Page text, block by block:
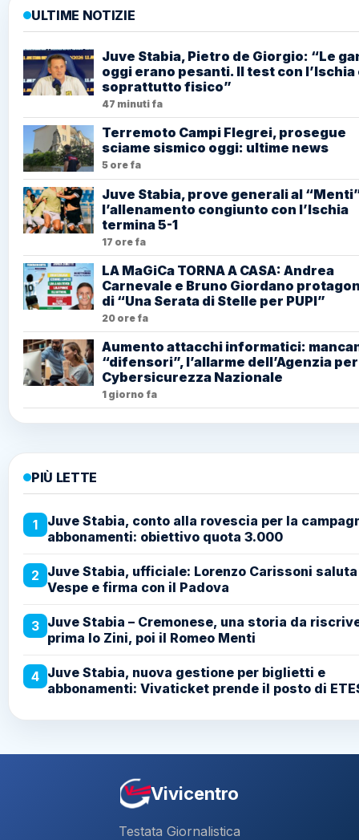
ULTIME NOTIZIE
Juve Stabia, Pietro de Giorgio: “Le
oggi erano pesanti. Il test con l’Ischia
soprattutto fisico”
47 minuti fa
Terremoto Campi Flegrei, prosegue
sciame sismico oggi: ultime news
5 ore fa
Juve Stabia, prove generali al
l’allenamento congiunto con l’Ischia
termina 5-1
17 ore fa
LA MaGiCa TORNA A CASA: Andrea
Carnevale e Bruno Giordano
di “Una Serata di Stelle per PUPI”
20 ore fa
Aumento attacchi informatici:
“difensori”, l’allarme dell’Agenzia
Cybersicurezza Nazionale
1 giorno fa
PIÙ LETTE
1
Juve Stabia, conto alla rovescia per la
abbonamenti: obiettivo quota 3.000
2 Juve Stabia, ufficiale: Lorenzo Carissoni
Vespe e firma con il Padova
3 Juve Stabia – Cremonese, una storia da
prima lo Zini, poi il Romeo Menti
4 Juve Stabia, nuova gestione per biglietti e
abbonamenti: Vivaticket prende il posto di
Vivicentro
Testata Giornalistica